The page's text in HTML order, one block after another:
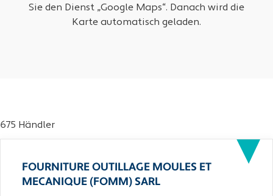
Sie den Dienst „Google Maps“. Danach wird die
Karte automatisch geladen.
675 Händler
FOURNITURE OUTILLAGE MOULES ET
MECANIQUE (FOMM) SARL